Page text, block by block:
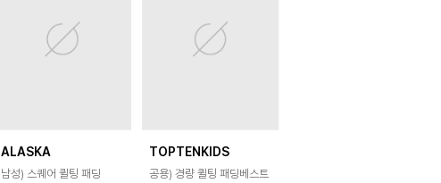
ALASKA
남성) 스퀘어 퀼팅 패딩
TOPTENKIDS
공용) 경량 퀼팅 패딩베스트